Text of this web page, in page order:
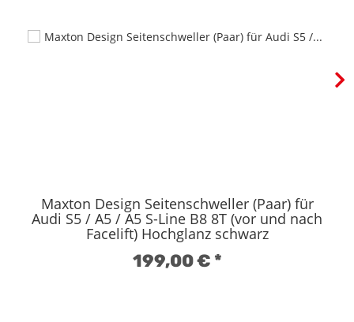
Maxton Design Seitenschweller (Paar) für
Audi S5 / A5 / A5 S-Line B8 8T (vor und nach
Facelift) Hochglanz schwarz
199,00 €*